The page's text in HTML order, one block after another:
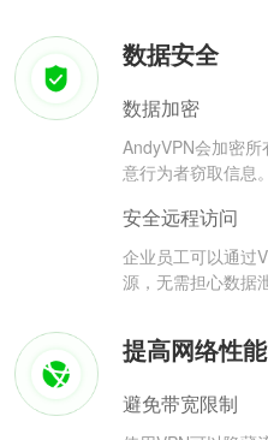
数据安全
数据加密
AndyVPN会加密
意行为者窃取信息。
安全远程访问
企业员工可以通过
源，无需担心数据
提高网络性能
避免带宽限制